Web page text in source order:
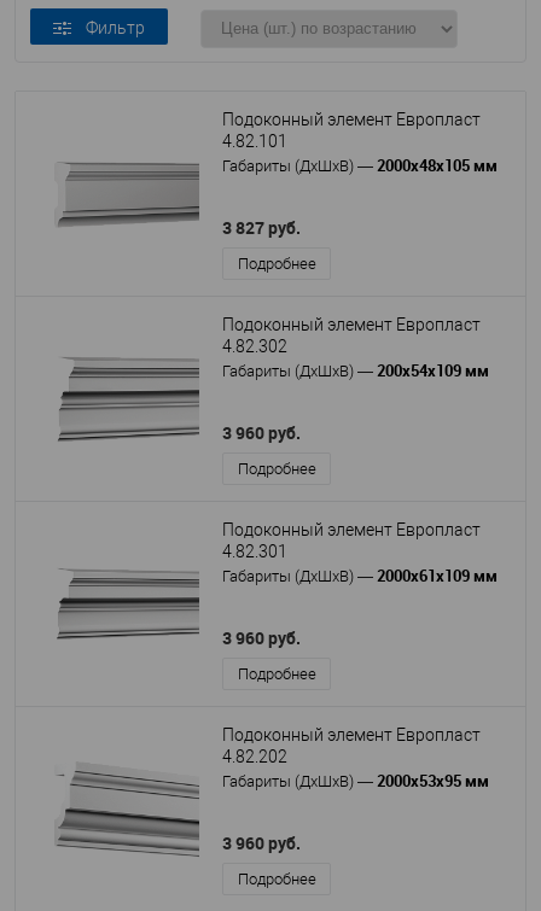
Фильтр
Подоконный элемент Европласт
4.82.101
Габариты (ДхШхВ) — 2000х48х105 мм
3 827 руб.
Подробнее
Подоконный элемент Европласт
4.82.302
Габариты (ДхШхВ) — 200х54х109 мм
3 960 руб.
Подробнее
Подоконный элемент Европласт
4.82.301
Габариты (ДхШхВ) — 2000х61х109 мм
3 960 руб.
Подробнее
Подоконный элемент Европласт
4.82.202
Габариты (ДхШхВ) — 2000х53х95 мм
3 960 руб.
Подробнее